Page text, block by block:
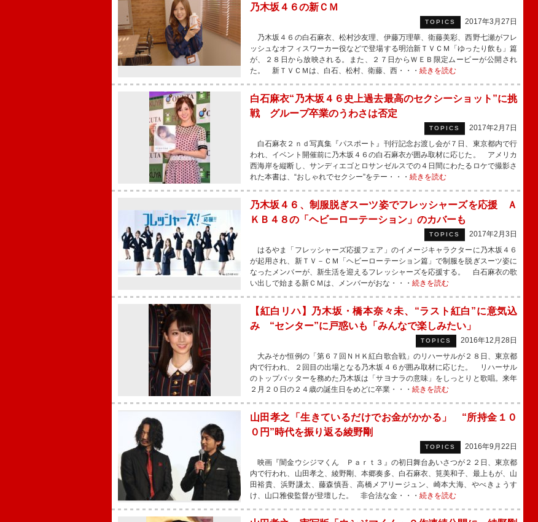
乃木坂４６の新ＣＭ
TOPICS
2017年3月27日
乃木坂４６の白石麻衣、松村沙友理、伊藤万理華、衛藤美彩、西野七瀬がフレ
ッシュなオフィスワーカー役などで登場する明治新ＴＶＣＭ「ゆったり飲も」篇
が、２８日から放映される。また、２７日からＷＥＢ限定ムービーが公開され
た。 新ＴＶＣＭは、白石、松村、衛藤、西・・・ 続きを読む
白石麻衣“乃木坂４６史上過去最高のセクシーショット”に挑
戦 グループ卒業のうわさは否定
TOPICS
2017年2月7日
白石麻衣２ｎｄ写真集『パスポート』刊行記念お渡し会が７日、東京都内で行
われ、イベント開催前に乃木坂４６の白石麻衣が囲み取材に応じた。 アメリカ
西海岸を縦断し、サンディエゴとロサンゼルスでの４日間にわたるロケで撮影さ
れた本書は、“おしゃれでセクシー”をテー・・・ 続きを読む
乃木坂４６、制服脱ぎスーツ姿でフレッシャーズを応援 Ａ
ＫＢ４８の「ヘビーローテーション」のカバーも
TOPICS
2017年2月3日
はるやま「フレッシャーズ応援フェア」のイメージキャラクターに乃木坂４６
が起用され、新ＴＶ－ＣＭ「ヘビーローテーション篇」で制服を脱ぎスーツ姿に
なったメンバーが、新生活を迎えるフレッシャーズを応援する。 白石麻衣の歌
い出しで始まる新ＣＭは、メンバーがおな・・・ 続きを読む
【紅白リハ】乃木坂・橋本奈々未、“ラスト紅白”に意気込
み “センター”に戸惑いも「みんなで楽しみたい」
TOPICS
2016年12月28日
大みそか恒例の「第６７回ＮＨＫ紅白歌合戦」のリハーサルが２８日、東京都
内で行われ、２回目の出場となる乃木坂４６が囲み取材に応じた。 リハーサル
のトップバッターを務めた乃木坂は「サヨナラの意味」をしっとりと歌唱。来年
２月２０日の２４歳の誕生日をめどに卒業・・・ 続きを読む
山田孝之「生きているだけでお金がかかる」 “所持金１０
０円”時代を振り返る綾野剛
TOPICS
2016年9月22日
映画『闇金ウシジマくん Ｐａｒｔ３』の初日舞台あいさつが２２日、東京都
内で行われ、山田孝之、綾野剛、本郷奏多、白石麻衣、筧美和子、最上もが、山
田裕貴、浜野謙太、藤森慎吾、高橋メアリージュン、崎本大海、やべきょうす
け、山口雅俊監督が登壇した。 非合法な金・・・ 続きを読む